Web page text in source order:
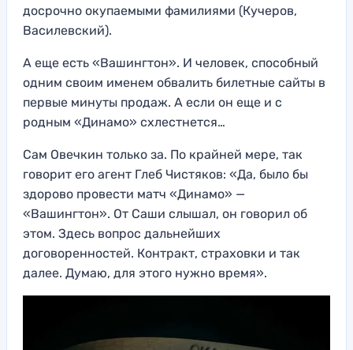
досрочно окупаемыми фамилиями (Кучеров,
Василевский).
А еще есть «Вашингтон». И человек, способный
одним своим именем обвалить билетные сайты в
первые минуты продаж. А если он еще и с
родным «Динамо» схлестнется…
Сам Овечкин только за. По крайней мере, так
говорит его агент Глеб Чистяков: «Да, было бы
здорово провести матч «Динамо» —
«Вашингтон». От Саши слышал, он говорил об
этом. Здесь вопрос дальнейших
договоренностей. Контракт, страховки и так
далее. Думаю, для этого нужно время».